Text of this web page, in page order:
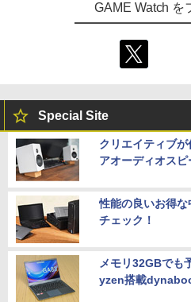
GAME Watch を
Special Site
クリエイティブ
アオーディオスピ
性能の良いお得
チェック！
メモリ32GBでも
yzen搭載